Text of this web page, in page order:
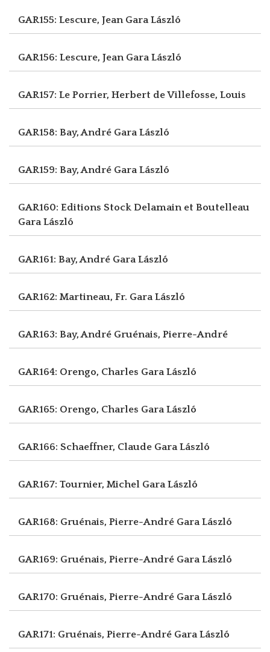
GAR155: Lescure, Jean Gara László
GAR156: Lescure, Jean Gara László
GAR157: Le Porrier, Herbert de Villefosse, Louis
GAR158: Bay, André Gara László
GAR159: Bay, André Gara László
GAR160: Editions Stock Delamain et Boutelleau
Gara László
GAR161: Bay, André Gara László
GAR162: Martineau, Fr. Gara László
GAR163: Bay, André Gruénais, Pierre-André
GAR164: Orengo, Charles Gara László
GAR165: Orengo, Charles Gara László
GAR166: Schaeffner, Claude Gara László
GAR167: Tournier, Michel Gara László
GAR168: Gruénais, Pierre-André Gara László
GAR169: Gruénais, Pierre-André Gara László
GAR170: Gruénais, Pierre-André Gara László
GAR171: Gruénais, Pierre-André Gara László